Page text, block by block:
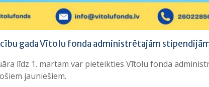
gada Vītolu fonda administrētajām
līdz 1. martam var pieteikties Vītolu fonda
jauniešiem.